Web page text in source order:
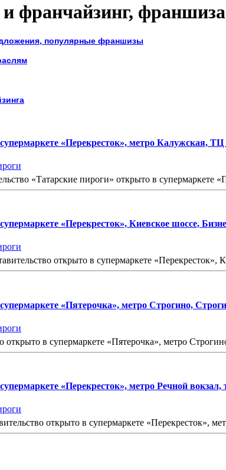
франчайзинг,
популярные франшизы
«Перекресток», метро Калужская,
«Татарские пироги» открыто в
«Перекресток», Киевское шоссе,
открыто в супермаркете «Перекресток»,
«Пятерочка», метро Строгино,
открыто в супермаркете «Пятерочка», метро
«Перекресток», метро Речной
открыто в супермаркете «Перекресток»,